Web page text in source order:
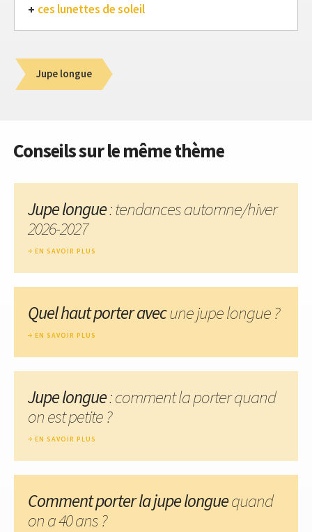
ces lunettes de soleil
Jupe longue
Conseils sur le même thème
Jupe longue: tendances automne/hiver
2026-2027
EN SAVOIR PLUS
Quel haut porter avecune jupe longue ?
EN SAVOIR PLUS
Jupe longue: comment la porter quand
on est petite ?
EN SAVOIR PLUS
Comment porter la jupe longuequand
on a 40 ans ?